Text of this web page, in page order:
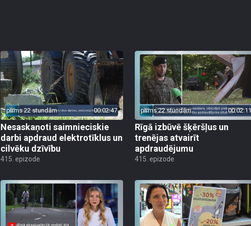
pirms 22 stundām 00:02:47
Nesaskaņoti saimnieciskie
darbi apdraud elektrotīklus un
cilvēku dzīvību
415. epizode
pirms 22 stundām 00:02:11
Rīgā izbūvē šķēršļus un
trenējas atvairīt
apdraudējumu
415. epizode